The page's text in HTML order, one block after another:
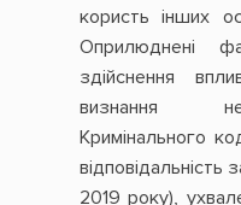
користь інших
Оприлюднені
здійснення
визнання
Кримінального
відповідальність
2019 року),